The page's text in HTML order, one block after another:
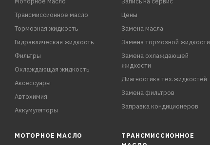
Трансмиссионное масло
Тормозная жидкость
Гидравлическая жидкость
Фильтры
Охлаждающая жидкость
Аксессуары
Автохимия
Аккумуляторы
Цены
Замена масла
Замена тормозной жидкости
Замена охлаждающей
жидкости
Диагностика тех.жидкостей
Замена фильтров
Заправка кондиционеров
МОТОРНОЕ МАСЛО
ТРАНСМИССИОННОЕ